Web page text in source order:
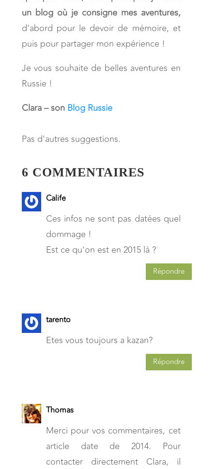
un blog où je consigne mes aventures,
d’abord pour le devoir de mémoire, et
puis pour partager mon expérience !
Je vous souhaite de belles aventures en
Russie !
Clara – son Blog Russie
Pas d'autres suggestions.
6 COMMENTAIRES
Calife
Ces infos ne sont pas datées quel
dommage !
Est ce qu’on est en 2015 là ?
Répondre
tarento
Etes vous toujours a kazan?
Répondre
Thomas
Merci pour vos commentaires, cet
article date de 2014. Pour
contacter directement Clara, il